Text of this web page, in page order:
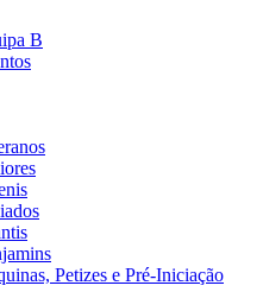
B
Petizes e Pré-Iniciação